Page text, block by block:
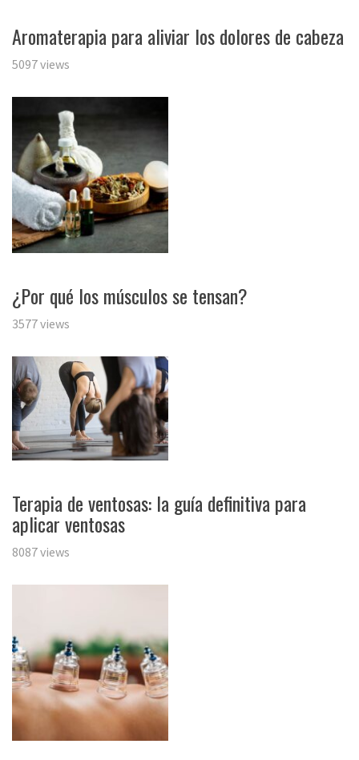
Aromaterapia para aliviar los dolores de cabeza
5097 views
¿Por qué los músculos se tensan?
3577 views
Terapia de ventosas: la guía definitiva para
aplicar ventosas
8087 views